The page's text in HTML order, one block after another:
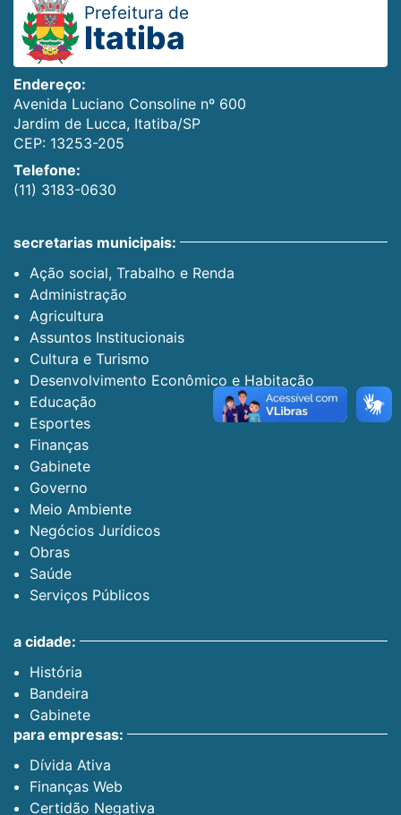
Prefeitura de
Itatiba
Endereço:
Avenida Luciano Consoline nº 600
Jardim de Lucca, Itatiba/SP
CEP: 13253-205
Telefone:
(11) 3183-0630
secretarias municipais:
Ação social, Trabalho e Renda
Administração
Agricultura
Assuntos Institucionais
Cultura e Turismo
Desenvolvimento Econômico e Habitação
Educação
Esportes
Finanças
Gabinete
Governo
Meio Ambiente
Negócios Jurídicos
Obras
Saúde
Serviços Públicos
a cidade:
História
Bandeira
Gabinete
para empresas:
Dívida Ativa
Finanças Web
Certidão Negativa